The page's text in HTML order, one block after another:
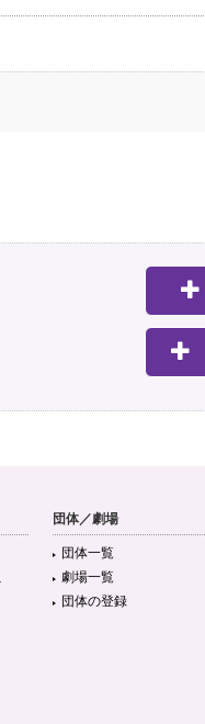
団体／劇場
団体一覧
劇場一覧
団体の登録